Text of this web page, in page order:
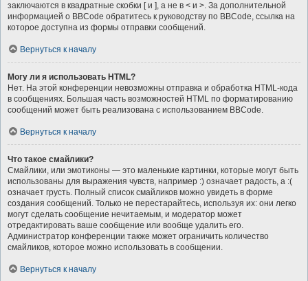
заключаются в квадратные скобки [ и ], а не в < и >. За дополнительной
информацией о BBCode обратитесь к руководству по BBCode, ссылка на
которое доступна из формы отправки сообщений.
Вернуться к началу
Могу ли я использовать HTML?
Нет. На этой конференции невозможны отправка и обработка HTML-кода
в сообщениях. Большая часть возможностей HTML по форматированию
сообщений может быть реализована с использованием BBCode.
Вернуться к началу
Что такое смайлики?
Смайлики, или эмотиконы — это маленькие картинки, которые могут быть
использованы для выражения чувств, например :) означает радость, а :(
означает грусть. Полный список смайликов можно увидеть в форме
создания сообщений. Только не перестарайтесь, используя их: они легко
могут сделать сообщение нечитаемым, и модератор может
отредактировать ваше сообщение или вообще удалить его.
Администратор конференции также может ограничить количество
смайликов, которое можно использовать в сообщении.
Вернуться к началу